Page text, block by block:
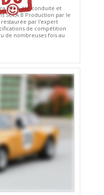
289 a été conduite et
SCCA B Production par le
restaurée par l'expert
de compétition
de nombreuses fois au